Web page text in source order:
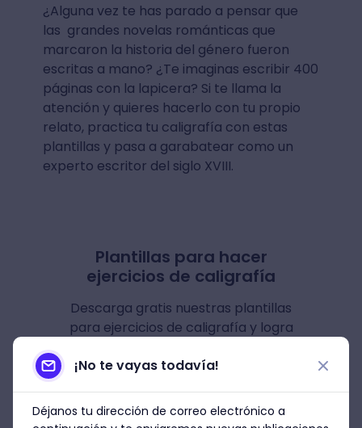
¿Alguna vez te has parado a pensar que
las grandes novelas románticas que
marcaron la historia del género fueron
escritas a mano? ¿Te imaginas escribir 400
páginas con la lapicera? Si te llama la
atención y quieres hacerlo con tu propio
relato, practica tu caligrafía con estas
plantillas y pasa a garabatear como un
experto escritor del siglo XVIII.
Plantillas para hacer
ejercicios de caligrafía
Descarga gratis nuestras plantillas
para ejercicios de caligrafía y logra
Descargar
¡No te vayas todavía!
Déjanos tu dirección de correo electrónico a